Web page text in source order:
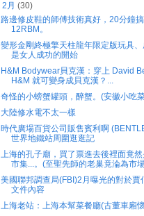
2月(30)
路邊修皮鞋的師傅技術真好，20分鐘
12RBM。
變形金剛終極擎天柱龍年限定版玩具
是女人成功的開始
H&M Bodywear貝克漢：穿上 David
H&M 就可變身成貝克漢？...
奇怪的小螃蟹罐頭，醉蟹。(安徽小吃
大陸修水電不太一樣
時代廣場百貨公司販售賓利啊
世界地鐵站周圍逛逛記
上海的孔子廟，買了票進去後裡面竟
市集...。(至聖先師的老巢竟淪為市
美國聯邦調查局(FBI)2月曝光的對於賈
文件內容
上海老站：上海本幫菜餐廳(古董車廂